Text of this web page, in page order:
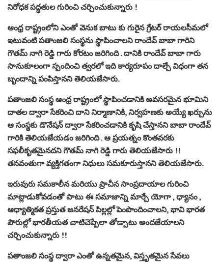
నిరోధక పద్ధతుల గురించి చర్చించుకున్నారు !
ఆంధ్ర రాష్ట్రంలోని ఎంతో వెనుక బాటు కు గురైన గ్రేటర్ రాయలసీమలో
ఇటువంటి పతాంజలి సంస్థను స్థాపించాలని రాందేవ్ బాబా గారిని
గౌతమ్ నాగి రెడ్డి గారు కోరటం జరిగింది . దానికి రాందేవ్ బాబా గారు
సానుకూలంగా స్పందించి త్వరలో ఇది కార్యరూపం దాల్చే విధంగా తన
బృందాన్ని పంపిస్తానని తెలియజేసారు.
పతాంజలి సంస్థ ఆంధ్ర రాష్ట్రంలో స్థాపించడానికి అవసరమైన భూమిని
దాతల ద్వారా సేకరించి దాని నిర్మాణానికి, నిర్వహణకు అయ్యే ఖర్చును
ఆ సంస్థకు డొనేషన్ ద్వారా సేకరించడానికి కృషి చేస్తానని బాబా రాందేవ్
గారికి తెలియజేయడం జరిగింది . ఆ ప్రయత్నం కొంతవరకు
సఫలీకృతమైనదని గౌతమ్ నాగి రెడ్డి గారు తెలియజేసారు !!
తనవంతుగా వ్యక్తిగతంగా నిధులు సమకూరుస్తానని తెలియజేసారు.
ఇరువురు సమకాలీన మరియు ప్రాచీన సాంప్రదాయాల గురించి
మాట్లాడుకోవడంతో పాటు ఈ సమాజాన్ని మార్చే యోగా , ధ్యానం ,
ఆధ్యాత్మికత ప్రస్తుత జనరేషన్ పిల్లల్లో పెంపొందించాలని, భావి భారత
పౌరుల్లో భారతీయత చాటిచెప్పేలా తోడ్పాటు అందజేయాలని
చర్చించుకున్నారు !!
పతాంజలి సంస్థ ద్వారా ఎంతో ఉన్నతమైన, విస్తృతమైన సేవలు